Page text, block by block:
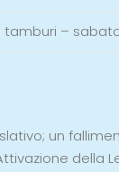
tamburi –
un
della